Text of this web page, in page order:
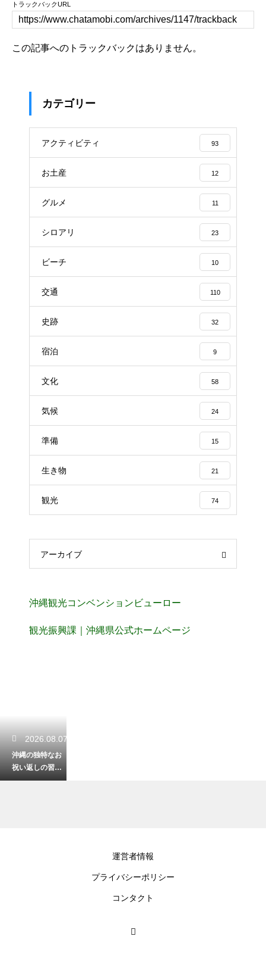
トラックバックURL
この記事へのトラックバックはありません。
カテゴリー
アクティビティ 93
お土産 12
グルメ 11
シロアリ 23
ビーチ 10
交通 110
史跡 32
宿泊 9
文化 58
気候 24
準備 15
生き物 21
観光 74
アーカイブ
沖縄観光コンベンションビューロー
観光振興課｜沖縄県公式ホームページ
2026.08.07
沖縄の独特なお
祝い返しの習慣
とは？知ってお
運営者情報
プライバシーポリシー
コンタクト